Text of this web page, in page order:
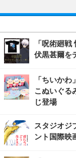
「呪術廻
伏黒甚爾を
「ちいか
こぬいぐる
じ登場
スタジオジ
ント国際映